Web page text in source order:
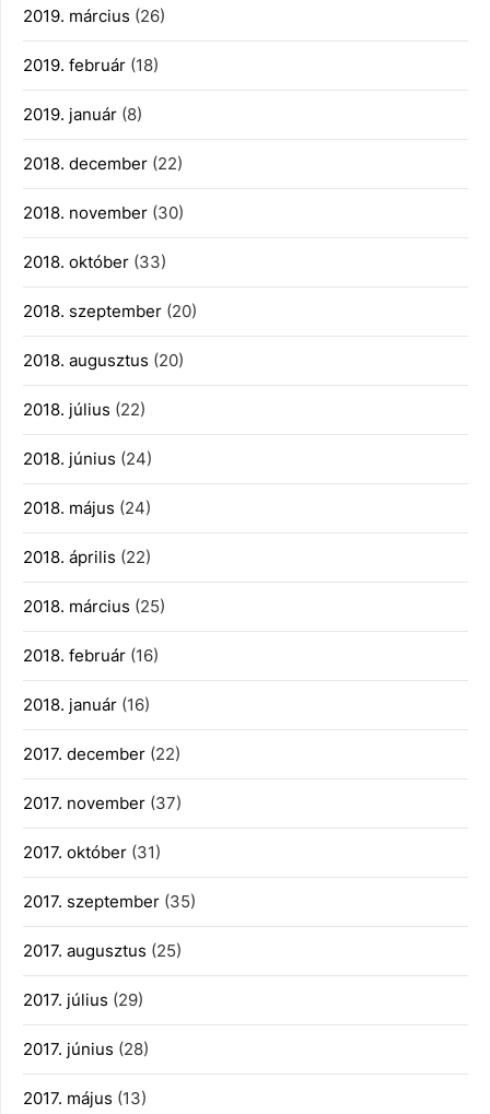
2019. március (26)
2019. február (18)
2019. január (8)
2018. december (22)
2018. november (30)
2018. október (33)
2018. szeptember (20)
2018. augusztus (20)
2018. július (22)
2018. június (24)
2018. május (24)
2018. április (22)
2018. március (25)
2018. február (16)
2018. január (16)
2017. december (22)
2017. november (37)
2017. október (31)
2017. szeptember (35)
2017. augusztus (25)
2017. július (29)
2017. június (28)
2017. május (13)